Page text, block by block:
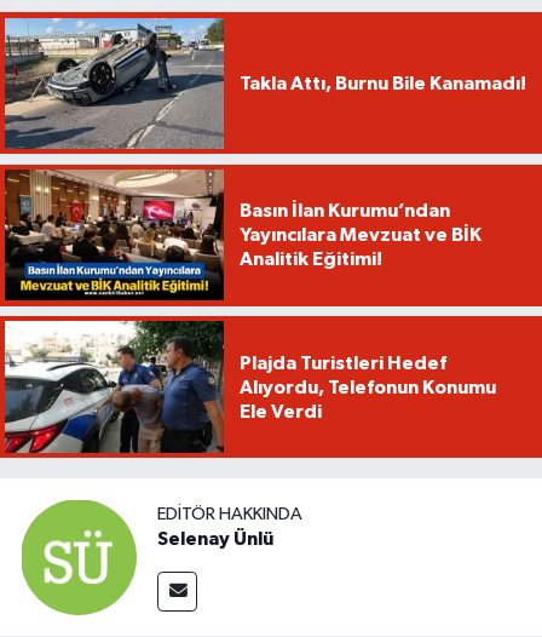
Takla Attı, Burnu Bile Kanamadı!
Basın İlan Kurumu’ndan
Yayıncılara Mevzuat ve BİK
Analitik Eğitimi!
Plajda Turistleri Hedef
Alıyordu, Telefonun Konumu
Ele Verdi
EDITÖR HAKKINDA
Selenay Ünlü